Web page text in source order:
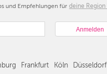
und Empfehlungen für deine Region
Berlin
Hamburg
Düsseldorf
Frankfurt Köln Düsseldorf